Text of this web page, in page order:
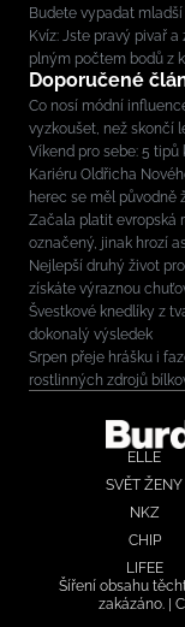
Budete vypadat
Kvíz: Jste pravý pivař
plným počtem bodů z
Doporučené
Co nosí módní
vyzkoušet, než skončí
Víkend pro sebe: 5
Kariéru Oldřicha
herec se měl původně
Začala platit evropská
označený, jinak hrozí
Nejlepší druhý život
získáte výraznou
Švestkové knedlíky z
dokonalý výsledek
Srpen přeje hrášku i
rostlinných zdrojů
ELLE
SVĚT ŽENY
NKZ
CHIP
LIFEE
Šíření obsahu
zakázáno. |